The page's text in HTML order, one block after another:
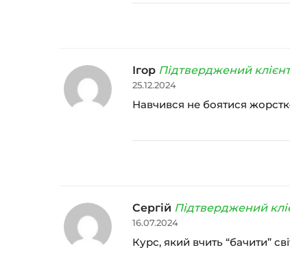
Ігор Підтверджений
25.12.2024
Навчився не боятися
Сергій Підтверджений
16.07.2024
Курс, який вчить “бачити”